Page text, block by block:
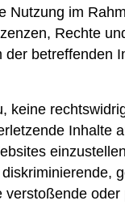
Nutzung im
Rechte
der betreffenden
keine
Inhalte
verstoßende